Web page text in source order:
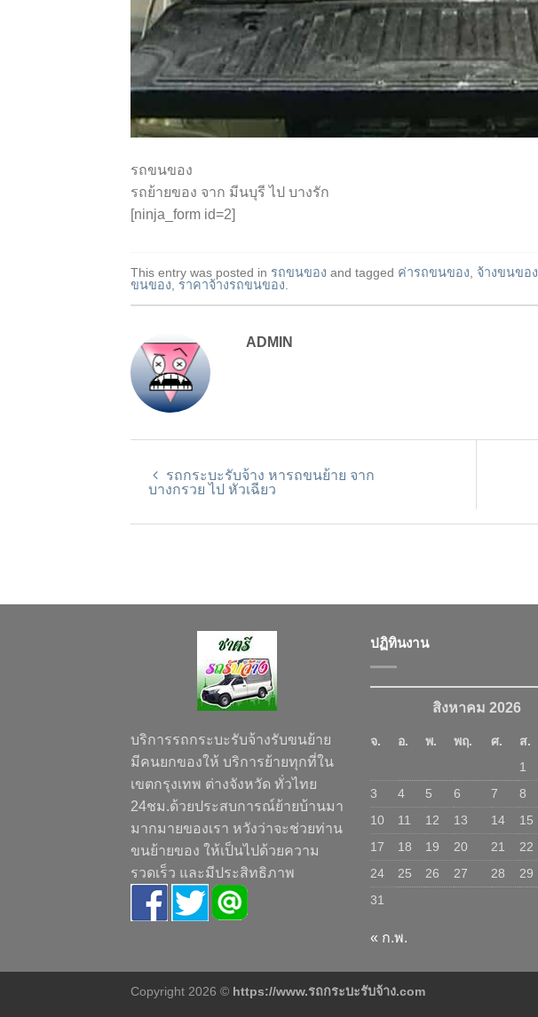
รถขนของ
รถย้ายของ จาก มีนบุรี ไป บางรัก
[ninja_form id=2]
This entry was posted in รถขนของ and tagged ค่ารถขนของ จ้างขนของ
ขนของ
ราคาจ้างรถขนของ
ADMIN
รถกระบะรับจ้าง หารถขนย้าย จาก
บางกรวย ไป หัวเฉียว
บริการรถกระบะรับจ้างรับขนย้าย
มีคนยกของให้ บริการย้ายทุกที่ใน
เขตกรุงเทพ ต่างจังหวัด ทั่วไทย
24ชม.ด้วยประสบการณ์ย้ายบ้านมา
มากมายของเรา หวังว่าจะช่วยท่าน
ขนย้ายของ ให้เป็นไปด้วยความ
รวดเร็ว และมีประสิทธิภาพ
ปฏิทินงาน
สิงหาคม 2026
จ. อ. พ. พฤ. ศ. ส.
1
3
4 5 6 7 8
10
11 12 13 14 15
17
18 19 20 21 22
24
25 26 27 28 29
31
« ก.พ.
Copyright 2026 © https://www.รถกระบะรับจ้าง.com